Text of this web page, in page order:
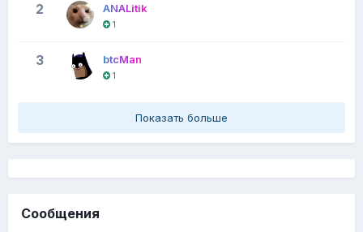
2 ANALitik
1
3 btcMan
1
Показать больше
Сообщения